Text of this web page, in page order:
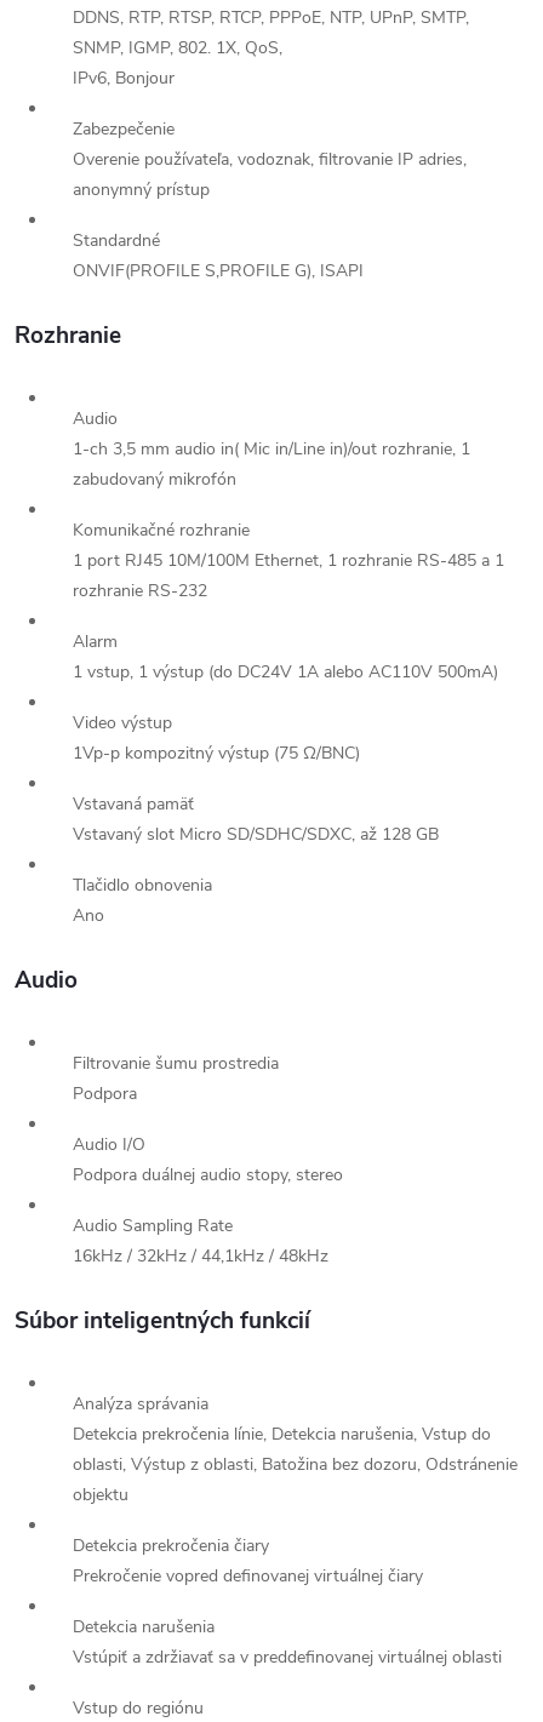
DDNS, RTP, RTSP, RTCP, PPPoE, NTP, UPnP, SMTP,
SNMP, IGMP, 802. 1X, QoS,
IPv6, Bonjour
Zabezpečenie
Overenie používateľa, vodoznak, filtrovanie IP adries,
anonymný prístup
Standardné
ONVIF(PROFILE S,PROFILE G), ISAPI
Rozhranie
Audio
1-ch 3,5 mm audio in( Mic in/Line in)/out rozhranie, 1
zabudovaný mikrofón
Komunikačné rozhranie
1 port RJ45 10M/100M Ethernet, 1 rozhranie RS-485 a 1
rozhranie RS-232
Alarm
1 vstup, 1 výstup (do DC24V 1A alebo AC110V 500mA)
Video výstup
1Vp-p kompozitný výstup (75 Ω/BNC)
Vstavaná pamäť
Vstavaný slot Micro SD/SDHC/SDXC, až 128 GB
Tlačidlo obnovenia
Ano
Audio
Filtrovanie šumu prostredia
Podpora
Audio I/O
Podpora duálnej audio stopy, stereo
Audio Sampling Rate
16kHz / 32kHz / 44,1kHz / 48kHz
Súbor inteligentných funkcií
Analýza správania
Detekcia prekročenia línie, Detekcia narušenia, Vstup do
oblasti, Výstup z oblasti, Batožina bez dozoru, Odstránenie
objektu
Detekcia prekročenia čiary
Prekročenie vopred definovanej virtuálnej čiary
Detekcia narušenia
Vstúpiť a zdržiavať sa v preddefinovanej virtuálnej oblasti
Vstup do regiónu